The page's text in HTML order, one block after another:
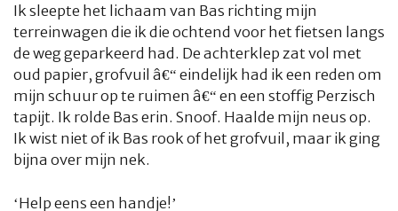
Ik sleepte het lichaam van Bas richting mijn
terreinwagen die ik die ochtend voor het fietsen langs
de weg geparkeerd had. De achterklep zat vol met
oud papier, grofvuil â€“ eindelijk had ik een reden om
mijn schuur op te ruimen â€“ en een stoffig Perzisch
tapijt. Ik rolde Bas erin. Snoof. Haalde mijn neus op.
Ik wist niet of ik Bas rook of het grofvuil, maar ik ging
bijna over mijn nek.
‘Help eens een handje!’